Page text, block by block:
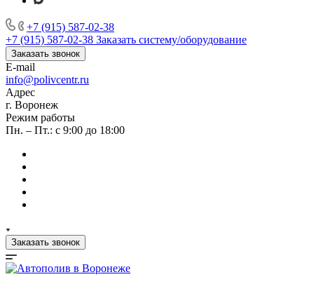
+7 (915) 587-02-38
+7 (915) 587-02-38 Заказать систему/оборудование
Заказать звонок
E-mail
info@polivcentr.ru
Адрес
г. Воронеж
Режим работы
Пн. – Пт.: с 9:00 до 18:00
Заказать звонок